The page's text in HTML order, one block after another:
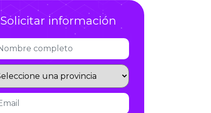
Infórmate
Solicitar información